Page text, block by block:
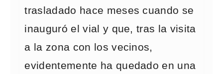
trasladado hace meses cuando se
inauguró el vial y que, tras la visita
a la zona con los vecinos,
evidentemente ha quedado en una